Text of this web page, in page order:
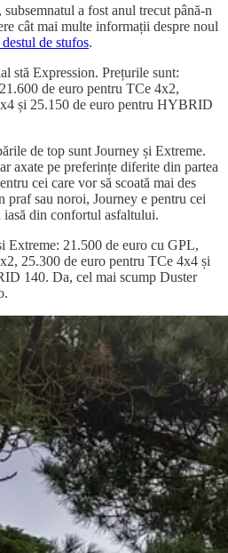
a fost anul trecut până-n
cât mai multe informații despre noul
de stufos.
stă Expression. Prețurile sunt:
de euro pentru TCe 4x2,
și 25.150 de euro pentru HYBRID
de top sunt Journey și Extreme.
axate pe preferințe diferite din partea
cei care vor să scoată mai des
praf sau noroi, Journey e pentru cei
iasă din confortul asfaltului.
Extreme: 21.500 de euro cu GPL,
25.300 de euro pentru TCe 4x4 și
140. Da, cel mai scump Duster